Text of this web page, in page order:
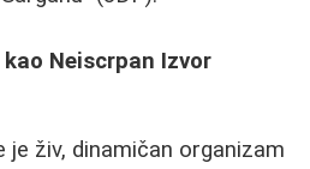
Neiscrpan Izvor
živ, dinamičan organizam